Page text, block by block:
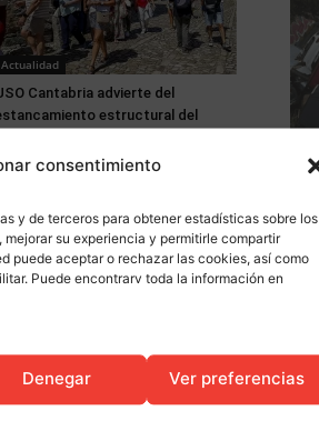
consentimiento
y de terceros para obtener estadísticas sobre los
su experiencia y permitirle compartir
puede aceptar o rechazar las cookies, así como
Puede encontrarv toda la información en
Denegar Ver preferencias
Actualidad
Cantabria advierte del
estructural del
del empleo